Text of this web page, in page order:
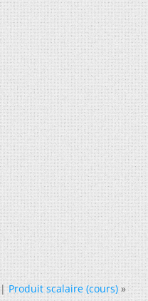
Produit scalaire (cours) »